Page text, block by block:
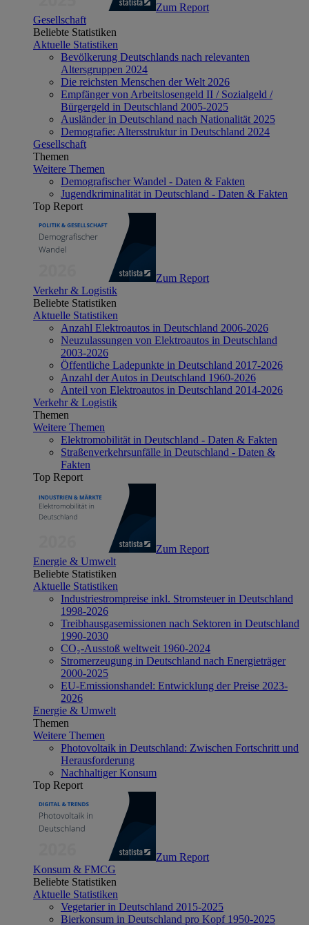
Zum Report
Gesellschaft
Beliebte Statistiken
Aktuelle Statistiken
Bevölkerung Deutschlands nach relevanten
Altersgruppen 2024
Die reichsten Menschen der Welt 2026
Empfänger von Arbeitslosengeld II / Sozialgeld /
Bürgergeld in Deutschland 2005-2025
Ausländer in Deutschland nach Nationalität 2025
Demografie: Altersstruktur in Deutschland 2024
Gesellschaft
Themen
Weitere Themen
Demografischer Wandel - Daten & Fakten
Jugendkriminalität in Deutschland - Daten & Fakten
Top Report
Zum Report
Verkehr & Logistik
Beliebte Statistiken
Aktuelle Statistiken
Anzahl Elektroautos in Deutschland 2006-2026
Neuzulassungen von Elektroautos in Deutschland
2003-2026
Öffentliche Ladepunkte in Deutschland 2017-2026
Anzahl der Autos in Deutschland 1960-2026
Anteil von Elektroautos in Deutschland 2014-2026
Verkehr & Logistik
Themen
Weitere Themen
Elektromobilität in Deutschland - Daten & Fakten
Straßenverkehrsunfälle in Deutschland - Daten &
Fakten
Top Report
Zum Report
Energie & Umwelt
Beliebte Statistiken
Aktuelle Statistiken
Industriestrompreise inkl. Stromsteuer in Deutschland
1998-2026
Treibhausgasemissionen nach Sektoren in Deutschland
1990-2030
CO₂-Ausstoß weltweit 1960-2024
Stromerzeugung in Deutschland nach Energieträger
2000-2025
EU-Emissionshandel: Entwicklung der Preise 2023-
2026
Energie & Umwelt
Themen
Weitere Themen
Photovoltaik in Deutschland: Zwischen Fortschritt und
Herausforderung
Nachhaltiger Konsum
Top Report
Zum Report
Konsum & FMCG
Beliebte Statistiken
Aktuelle Statistiken
Vegetarier in Deutschland 2015-2025
Bierkonsum in Deutschland pro Kopf 1950-2025